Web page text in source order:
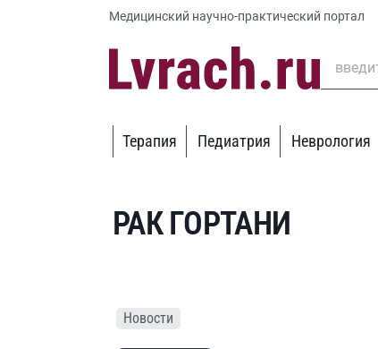
Медицинский научно-практический портал
Терапия Педиатрия Неврология
РАК ГОРТАНИ
Новости